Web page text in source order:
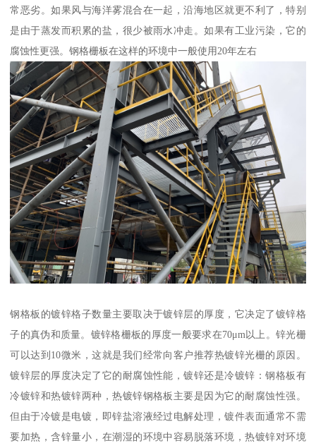
常恶劣。如果风与海洋雾混合在一起，沿海地区就更不利了，特别
是由于蒸发而积累的盐，很少被雨水冲走。如果有工业污染，它的
腐蚀性更强。钢格栅板在这样的环境中一般使用20年左右
钢格板的镀锌格子数量主要取决于镀锌层的厚度，它决定了镀锌格
子的真伪和质量。镀锌格栅板的厚度一般要求在70μm以上。锌光栅
可以达到10微米，这就是我们经常向客户推荐热镀锌光栅的原因。
镀锌层的厚度决定了它的耐腐蚀性能，镀锌还是冷镀锌：钢格板有
冷镀锌和热镀锌两种，热镀锌钢格板主要是因为它的耐腐蚀性强。
但由于冷镀是电镀，即锌盐溶液经过电解处理，镀件表面通常不需
要加热，含锌量小，在潮湿的环境中容易脱落环境，热镀锌对环境